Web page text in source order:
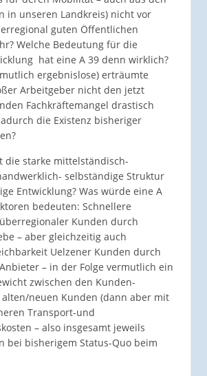
in unseren Landkreis) nicht vor
guten Öffentlichen
Welche Bedeutung für die
hat eine A 39 denn wirklich?
ergebnislose) erträumte
Arbeitgeber nicht den jetzt
Fachkräftemangel drastisch
die Existenz bisheriger
die starke mittelständisch-
selbständige Struktur
Entwicklung? Was würde eine A
bedeuten: Schnellere
Kunden durch
– aber gleichzeitig auch
Uelzener Kunden durch
– in der Folge vermutlich ein
zwischen den Kunden-
neuen Kunden (dann aber mit
Transport-und
– also insgesamt jeweils
bei bisherigem Status-Quo beim